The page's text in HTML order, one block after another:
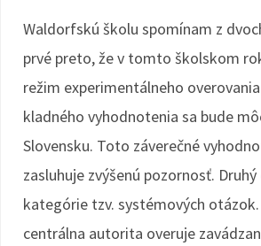
Waldorfskú školu spomínam z
prvé preto, že v tomto školskom
režim experimentálneho
kladného vyhodnotenia sa bude
Slovensku. Toto záverečné
zasluhuje zvýšenú pozornosť.
kategórie tzv. systémových
centrálna autorita overuje